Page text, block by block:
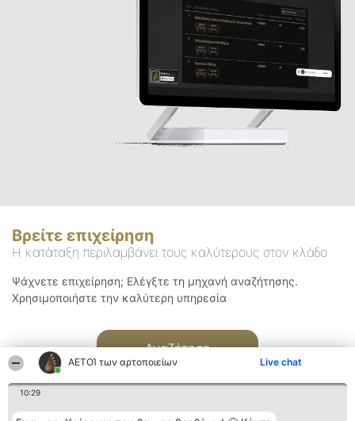
ΑΕΤΟΊ των αρτοποιείων Live chat
10:29
Βρείτε επιχείρηση
Η κατάταξη περιλαμβάνει τους καλύτερους στον κλάδο
Ψάχνετε επιχείρηση; Ελέγξτε τη μηχανή αναζήτησης.
Χρησιμοποιήστε την καλύτερη υπηρεσία
Αναζήτηση